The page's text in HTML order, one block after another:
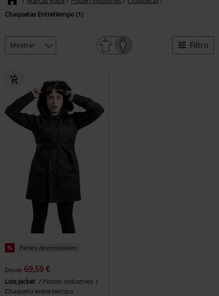
Chaquetas Entretiempo (1)
Filtro
% Partes desmontables
Desde 69,59 €
Lois Jacket
Poizen Industries
Chaqueta entre-tiempo